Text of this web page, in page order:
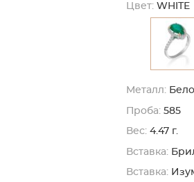
Цвет: WHITE
Металл:
Проба: 585
Вес: 4.47 г.
Вставка:
Вставка: